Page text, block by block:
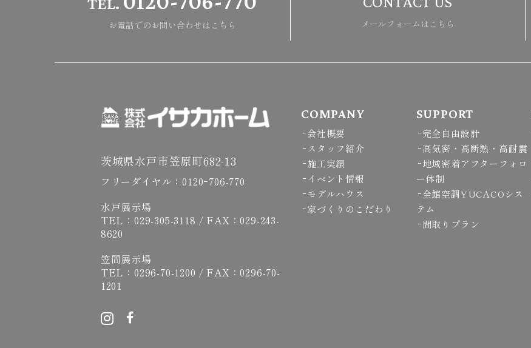
茨城県水戸市笠原町682-13
フリーダイヤル：0120ｰ706-770
水戸展示場
TEL：029-305-3118 / FAX：029-243-
8620
笠間展示場
TEL：0296-70-1200 / FAX：0296-70-
1201
お電話でのお問い合わせはこちら メールフォームはこちら
COMPANY
会社概要
スタッフ紹介
施工実績
イベント情報
モデルハウス
家づくりのこだわり
SUPPORT
完全自由設計
高気密・高断熱・高耐震
地域密着アフターフォロ
ー体制
全館空調YUCACOシス
テム
間取りプラン